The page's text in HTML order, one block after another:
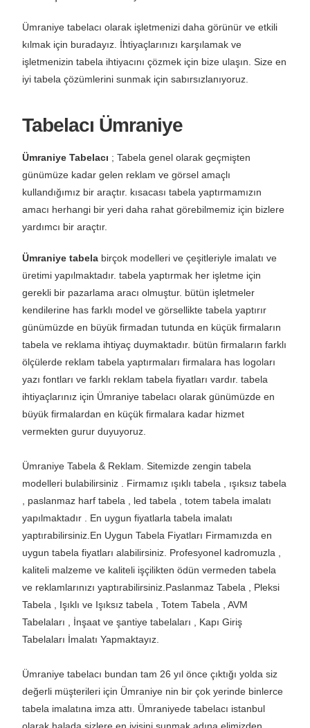
Ümraniye tabelacı olarak işletmenizi daha görünür ve etkili
kılmak için buradayız. İhtiyaçlarınızı karşılamak ve
işletmenizin tabela ihtiyacını çözmek için bize ulaşın. Size en
iyi tabela çözümlerini sunmak için sabırsızlanıyoruz.
Tabelacı Ümraniye
Ümraniye Tabelacı ; Tabela genel olarak geçmişten
günümüze kadar gelen reklam ve görsel amaçlı
kullandığımız bir araçtır. kısacası tabela yaptırmamızın
amacı herhangi bir yeri daha rahat görebilmemiz için bizlere
yardımcı bir araçtır.
Ümraniye tabela birçok modelleri ve çeşitleriyle imalatı ve
üretimi yapılmaktadır. tabela yaptırmak her işletme için
gerekli bir pazarlama aracı olmuştur. bütün işletmeler
kendilerine has farklı model ve görsellikte tabela yaptırır
günümüzde en büyük firmadan tutunda en küçük firmaların
tabela ve reklama ihtiyaç duymaktadır. bütün firmaların farklı
ölçülerde reklam tabela yaptırmaları firmalara has logoları
yazı fontları ve farklı reklam tabela fiyatları vardır. tabela
ihtiyaçlarınız için Ümraniye tabelacı olarak günümüzde en
büyük firmalardan en küçük firmalara kadar hizmet
vermekten gurur duyuyoruz.
Ümraniye Tabela & Reklam. Sitemizde zengin tabela
modelleri bulabilirsiniz . Firmamız ışıklı tabela , ışıksız tabela
, paslanmaz harf tabela , led tabela , totem tabela imalatı
yapılmaktadır . En uygun fiyatlarla tabela imalatı
yaptırabilirsiniz.En Uygun Tabela Fiyatları Firmamızda en
uygun tabela fiyatları alabilirsiniz. Profesyonel kadromuzla ,
kaliteli malzeme ve kaliteli işçilikten ödün vermeden tabela
ve reklamlarınızı yaptırabilirsiniz.Paslanmaz Tabela , Pleksi
Tabela , Işıklı ve Işıksız tabela , Totem Tabela , AVM
Tabelaları , İnşaat ve şantiye tabelaları , Kapı Giriş
Tabelaları İmalatı Yapmaktayız.
Ümraniye tabelacı bundan tam 26 yıl önce çıktığı yolda siz
değerli müşterileri için Ümraniye nin bir çok yerinde binlerce
tabela imalatına imza attı. Ümraniyede tabelacı istanbul